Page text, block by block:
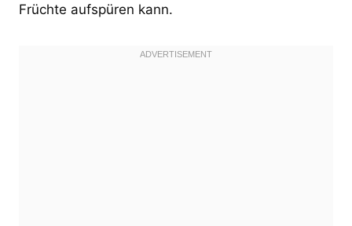
Früchte aufspüren kann.